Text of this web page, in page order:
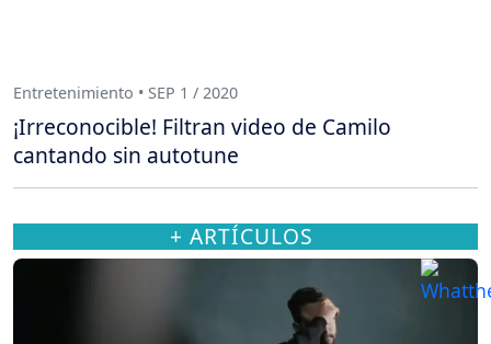
Entretenimiento • SEP 1 / 2020
¡Irreconocible! Filtran video de Camilo
cantando sin autotune
+ ARTÍCULOS